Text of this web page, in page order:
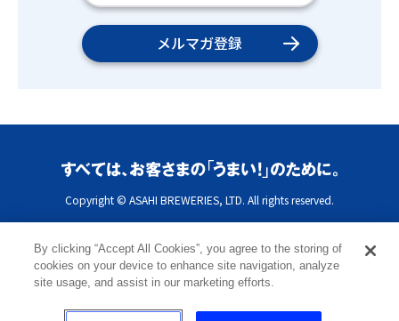
メルマガ登録
Copyright © ASAHI BREWERIES, LTD. All rights reserved.
By clicking “Accept All Cookies”, you agree to the storing of
cookies on your device to enhance site navigation, analyze
site usage, and assist in our marketing efforts.